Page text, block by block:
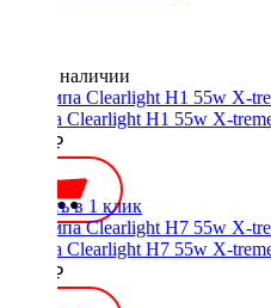
Нет в наличии
Лампа Clearlight H1 55w X-
1300 ₽
Купить в 1 клик
Лампа Clearlight H7 55w X-
1300 ₽